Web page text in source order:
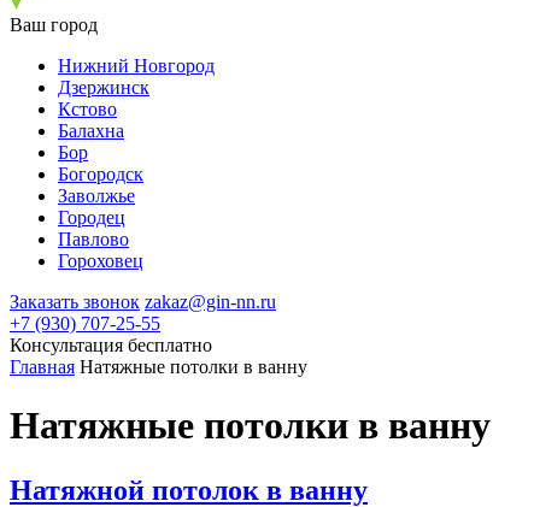
Ваш город
Нижний Новгород
Дзержинск
Кстово
Балахна
Бор
Богородск
Заволжье
Городец
Павлово
Гороховец
Заказать звонок zakaz@gin-nn.ru
+7 (930) 707-25-55
Консультация бесплатно
Главная Натяжные потолки в ванну
Натяжные потолки в ванну
Натяжной потолок в ванну